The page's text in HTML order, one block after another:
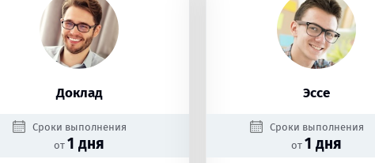
Доклад
Сроки выполнения
от 1 дня
Эссе
Сроки выполнения
от 1 дня